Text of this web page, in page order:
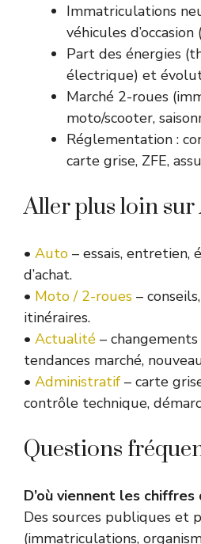
Immatriculations
véhicules d’occasion
Part des énergies
électrique) et
Marché 2-roues
moto/scooter,
Réglementation :
carte grise, ZFE,
Aller plus loin sur
• Auto – essais, entretien,
d’achat.
• Moto / 2-roues –
itinéraires.
• Actualité –
tendances marché,
• Administratif – carte
contrôle technique,
Questions
D’où viennent les chiffres
Des sources publiques et
(immatriculations,